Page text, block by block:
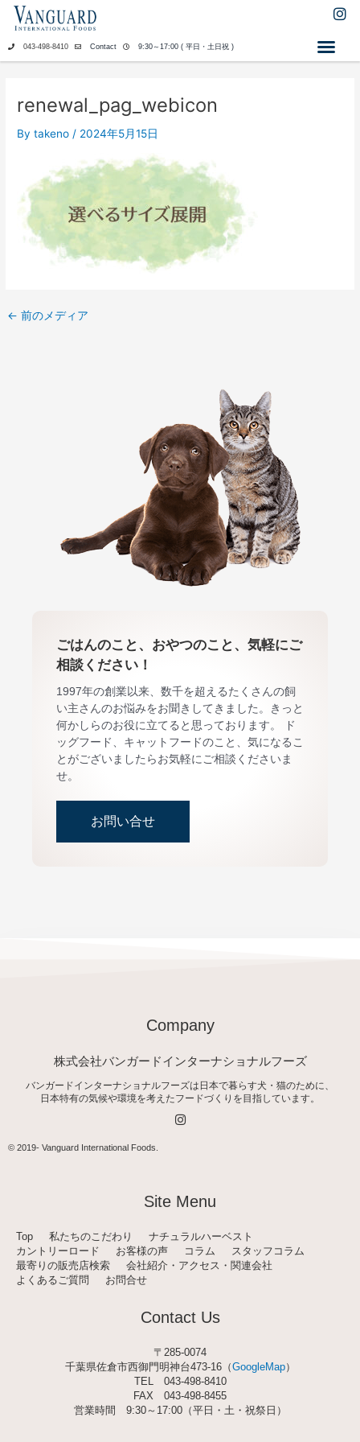
ス
I
043-498-8410 Contact 9:30～17:00 ( 平日・土日祝 )
renewal_pag_webicon
Bytakeno / 2024年5月15日
← 前のメディア
ごはんのこと、おやつのこと、気軽にご
相談ください！
1997年の創業以来、数千を超えるたくさんの飼
い主さんのお悩みをお聞きしてきました。きっと
何かしらのお役に立てると思っております。 ド
ッグフード、キャットフードのこと、気になるこ
とがございましたらお気軽にご相談くださいま
せ。
お問い合せ
Company
株式会社バンガードインターナショナルフーズ
バンガードインターナショナルフーズは日本で暮らす犬・猫のために、
日本特有の気候や環境を考えたフードづくりを目指しています。
I
n
a
m
© 2019- Vanguard International Foods
Site Menu
Top 私たちのこだわり
ナチュラルハーベスト
カントリーロード
お客様の声 コラム
スタッフコラム
最寄りの販売店検索
会社紹介・アクセス・関連会社
よくあるご質問
お問合せ
Contact Us
〒285-0074
千葉県佐倉市西御門明神台473-16（GoogleMap）
TEL 043-498-8410
FAX 043-498-8455
営業時間 9:30～17:00（平日・土・祝祭日）